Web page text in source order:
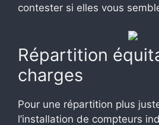
contester si elles vous
Répartition
charges
Pour une répartition plus
l’installation de compteurs